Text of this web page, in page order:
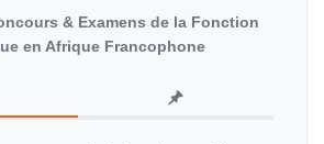
& Examens de la Fonction
en Afrique Francophone